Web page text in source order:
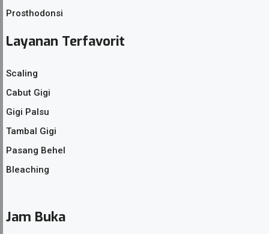
Prosthodonsi
Layanan Terfavorit
Scaling
Cabut Gigi
Gigi Palsu
Tambal Gigi
Pasang Behel
Bleaching
Jam Buka